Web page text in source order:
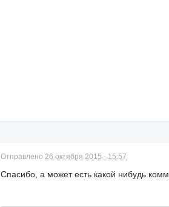
Отправлено 26 октября 2015 - 15:57
Спасибо, а может есть какой нибудь